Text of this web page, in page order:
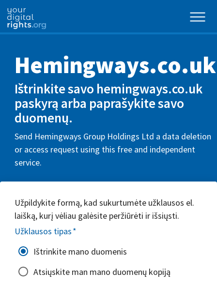
Hemingways.co.uk
Ištrinkite savo hemingways.co.uk
paskyrą arba paprašykite savo
duomenų.
Send Hemingways Group Holdings Ltd a data deletion
or access request using this free and independent
service.
Užpildykite formą, kad sukurtumėte užklausos el.
laišką, kurį vėliau galėsite peržiūrėti ir išsiųsti.
Užklausos tipas*
Ištrinkite mano duomenis
Atsiųskite man mano duomenų kopiją